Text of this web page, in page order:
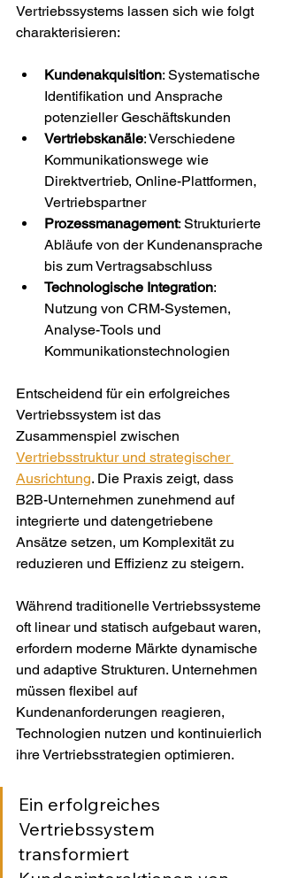
Vertriebssystems lassen sich wie folgt
charakterisieren:
Kundenakquisition: Systematische
Identifikation und Ansprache
potenzieller Geschäftskunden
Vertriebskanäle: Verschiedene
Kommunikationswege wie
Direktvertrieb, Online-Plattformen,
Vertriebspartner
Prozessmanagement: Strukturierte
Abläufe von der Kundenansprache
bis zum Vertragsabschluss
Technologische Integration:
Nutzung von CRM-Systemen,
Analyse-Tools und
Kommunikationstechnologien
Entscheidend für ein erfolgreiches
Vertriebssystem ist das
Zusammenspiel zwischen
Vertriebsstruktur und strategischer
Ausrichtung. Die Praxis zeigt, dass
B2B-Unternehmen zunehmend auf
integrierte und datengetriebene
Ansätze setzen, um Komplexität zu
reduzieren und Effizienz zu steigern.
Während traditionelle Vertriebssysteme
oft linear und statisch aufgebaut waren,
erfordern moderne Märkte dynamische
und adaptive Strukturen. Unternehmen
müssen flexibel auf
Kundenanforderungen reagieren,
Technologien nutzen und kontinuierlich
ihre Vertriebsstrategien optimieren.
Ein erfolgreiches
Vertriebssystem
transformiert